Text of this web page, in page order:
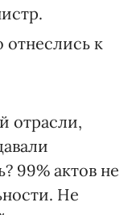
к
отрасли,
99% актов не
Не